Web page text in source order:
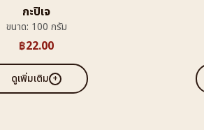
กะปิเจ
ขนาด: 100 กรัม
฿22.00
ดูเพิ่มเติม